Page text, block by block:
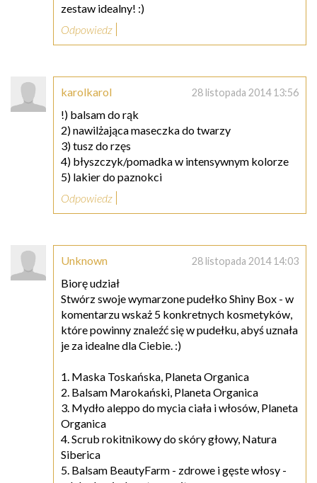
zestaw idealny! :)
Odpowiedz
karolkarol 28 listopada 2014 13:56
!) balsam do rąk
2) nawilżająca maseczka do twarzy
3) tusz do rzęs
4) błyszczyk/pomadka w intensywnym kolorze
5) lakier do paznokci
Odpowiedz
Unknown 28 listopada 2014 14:03
Biorę udział
Stwórz swoje wymarzone pudełko Shiny Box - w
komentarzu wskaż 5 konkretnych kosmetyków,
które powinny znaleźć się w pudełku, abyś uznała
je za idealne dla Ciebie. :)
1. Maska Toskańska, Planeta Organica
2. Balsam Marokański, Planeta Organica
3. Mydło aleppo do mycia ciała i włosów, Planeta
Organica
4. Scrub rokitnikowy do skóry głowy, Natura
Siberica
5. Balsam BeautyFarm - zdrowe i gęste włosy -